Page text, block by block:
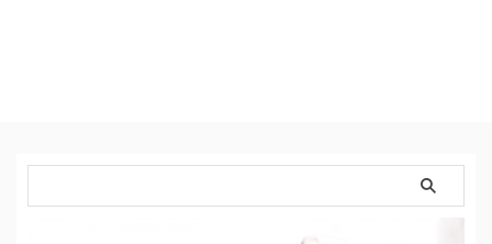
っていたのですが、いろいろと調
たほうが良いサイトが作れる」と